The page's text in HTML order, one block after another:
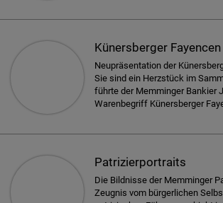
Künersberger Fayencen
Neupräsentation der
Sie sind ein Herzstück im
führte der Memminger Bankier
Warenbegriff Künersberger
Patrizierportraits
Die Bildnisse der Memminger
Zeugnis vom bürgerlichen